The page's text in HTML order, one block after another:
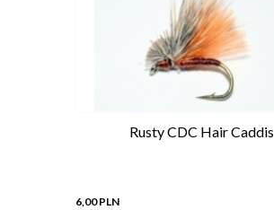
Rusty CDC Hair Caddis
6,00 PLN